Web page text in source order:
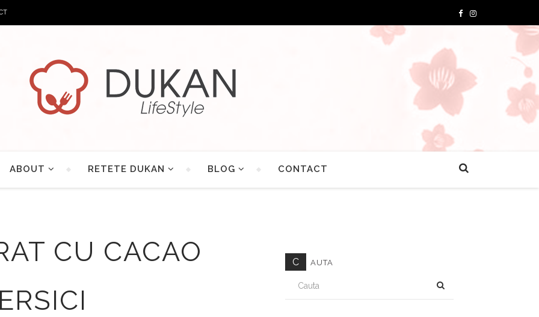
ABOUT RETETE DUKAN BLOG CONTACT
CU CACAO
C AUTA